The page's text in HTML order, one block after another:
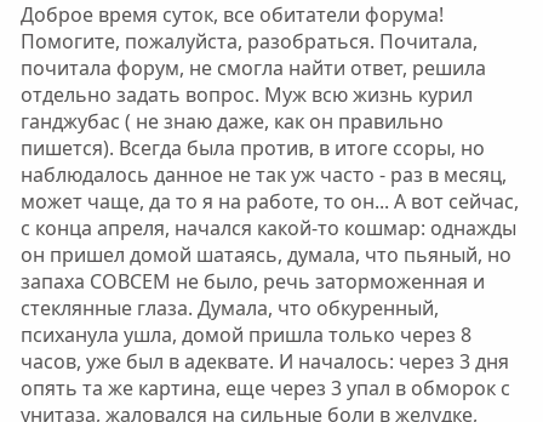
ы
л
а
Доброе время суток, все обитатели форума!
Помогите, пожалуйста, разобраться. Почитала,
почитала форум, не смогла найти ответ, решила
отдельно задать вопрос. Муж всю жизнь курил
ганджубас ( не знаю даже, как он правильно
пишется). Всегда была против, в итоге ссоры, но
наблюдалось данное не так уж часто - раз в месяц,
может чаще, да то я на работе, то он... А вот сейчас,
с конца апреля, начался какой-то кошмар: однажды
он пришел домой шатаясь, думала, что пьяный, но
запаха СОВСЕМ не было, речь заторможенная и
стеклянные глаза. Думала, что обкуренный,
психанула ушла, домой пришла только через 8
часов, уже был в адеквате. И началось: через 3 дня
опять та же картина, еще через 3 упал в обморок с
унитаза, жаловался на сильные боли в желудке,